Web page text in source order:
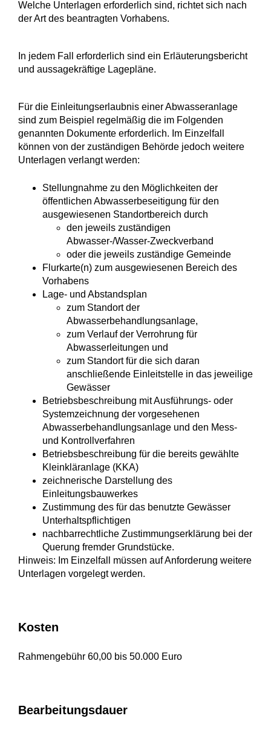
Welche Unterlagen erforderlich sind, richtet sich nach
der Art des beantragten Vorhabens.
In jedem Fall erforderlich sind ein Erläuterungsbericht
und aussagekräftige Lagepläne.
Für die Einleitungserlaubnis einer Abwasseranlage
sind zum Beispiel regelmäßig die im Folgenden
genannten Dokumente erforderlich. Im Einzelfall
können von der zuständigen Behörde jedoch weitere
Unterlagen verlangt werden:
Stellungnahme zu den Möglichkeiten der
öffentlichen Abwasserbeseitigung für den
ausgewiesenen Standortbereich durch
den jeweils zuständigen
Abwasser-/Wasser-Zweckverband
oder die jeweils zuständige Gemeinde
Flurkarte(n) zum ausgewiesenen Bereich des
Vorhabens
Lage- und Abstandsplan
zum Standort der
Abwasserbehandlungsanlage,
zum Verlauf der Verrohrung für
Abwasserleitungen und
zum Standort für die sich daran
anschließende Einleitstelle in das jeweilige
Gewässer
Betriebsbeschreibung mit Ausführungs- oder
Systemzeichnung der vorgesehenen
Abwasserbehandlungsanlage und den Mess-
und Kontrollverfahren
Betriebsbeschreibung für die bereits gewählte
Kleinkläranlage (KKA)
zeichnerische Darstellung des
Einleitungsbauwerkes
Zustimmung des für das benutzte Gewässer
Unterhaltspflichtigen
nachbarrechtliche Zustimmungserklärung bei der
Querung fremder Grundstücke.
Hinweis: Im Einzelfall müssen auf Anforderung weitere
Unterlagen vorgelegt werden.
Kosten
Rahmengebühr 60,00 bis 50.000 Euro
Bearbeitungsdauer